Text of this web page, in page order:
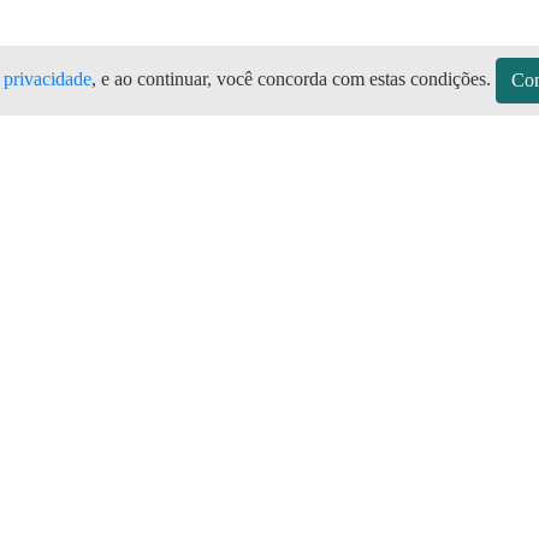
, e ao continuar, você concorda com estas condições.